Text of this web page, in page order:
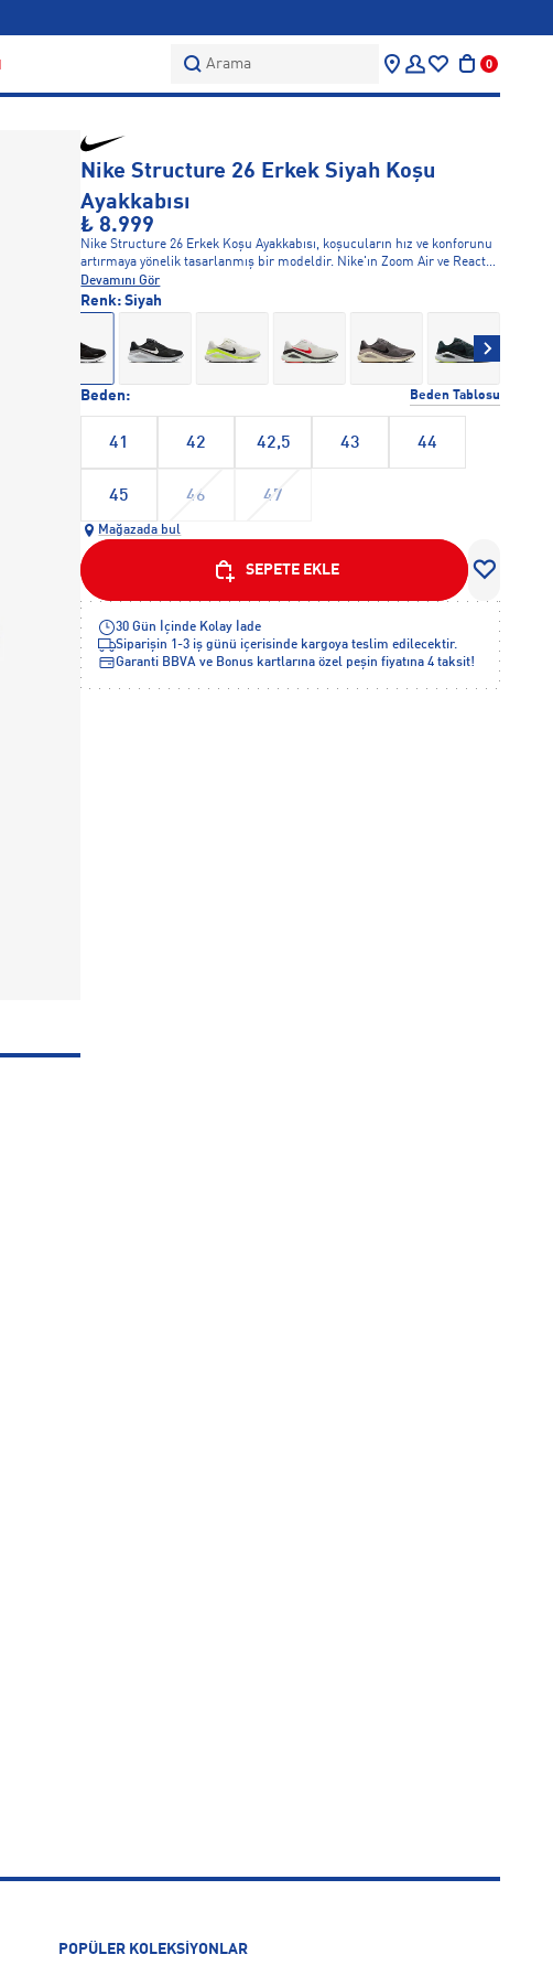
Arama 0
Nike Structure 26 Erkek Siyah Koşu
Ayakkabısı
₺ 8.999
Nike Structure 26 Erkek Koşu Ayakkabısı, koşucuların hız ve konforunu
artırmaya yönelik tasarlanmış bir modeldir. Nike'ın Zoom Air ve React
teknolojileri, her adımda mükemmel tepki ve yastıklama sunar, böylece
koşucular uzun mesafeli koşularda bile rahatlıkla performans
gösterebilirler. Ayakkabının üst kısmı, ayakları sararak ekstra destek
zeminle uyum sağlar, böylece koşucular güvenle hareket edebilir. Hem
antrenmanlar hem de yarışlar için ideal bir seçenek sunar.
Devamını Gör
Beden: Beden Tablosu
41 42 42,5 43 44
45 46 47
Renk: Siyah
Mağazada bul
SEPETE EKLE
30 Gün İçinde Kolay İade
Siparişin 1-3 iş günü içerisinde kargoya teslim edilecektir.
Garanti BBVA ve Bonus kartlarına özel peşin fiyatına 4 taksit!
POPÜLER KOLEKSİYONLAR